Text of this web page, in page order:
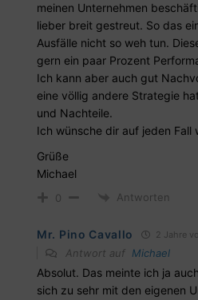
meinen Unternehmen
lieber breit gestreut. So das
Ausfälle nicht so weh tun.
gern ein paar Prozent
Ich kann aber auch gut
eine völlig andere Strategie
und Nachteile.
Ich wünsche dir auf jeden Fall
Grüße
Michael
0 Antworten
Mr. Pino Cavallo 2 Jahre
Antwort auf Michael
Absolut. Das meinte ich ja
sich zu sehr mit den eigenen